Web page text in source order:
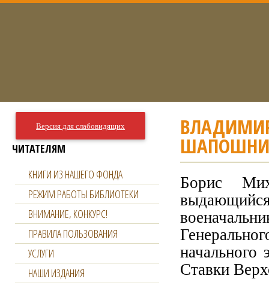
Борис
Ставки
Версия для слабовидящих
ЧИТАТЕЛЯМ
КНИГИ ИЗ НАШЕГО ФОНДА
РЕЖИМ РАБОТЫ БИБЛИОТЕКИ
ВНИМАНИЕ, КОНКУРС!
ПРАВИЛА ПОЛЬЗОВАНИЯ
УСЛУГИ
НАШИ ИЗДАНИЯ